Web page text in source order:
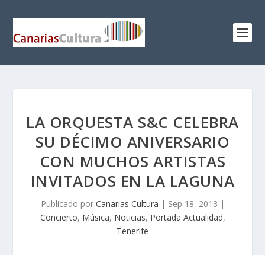
LA ORQUESTA S&C CELEBRA
SU DÉCIMO ANIVERSARIO
CON MUCHOS ARTISTAS
INVITADOS EN LA LAGUNA
Publicado por Canarias Cultura | Sep 18, 2013 |
Concierto, Música, Noticias, Portada Actualidad,
Tenerife